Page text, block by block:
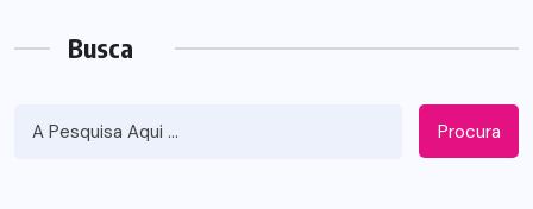
Busca
Procura